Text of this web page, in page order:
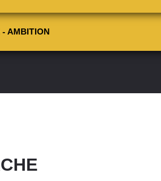
- AMBITION